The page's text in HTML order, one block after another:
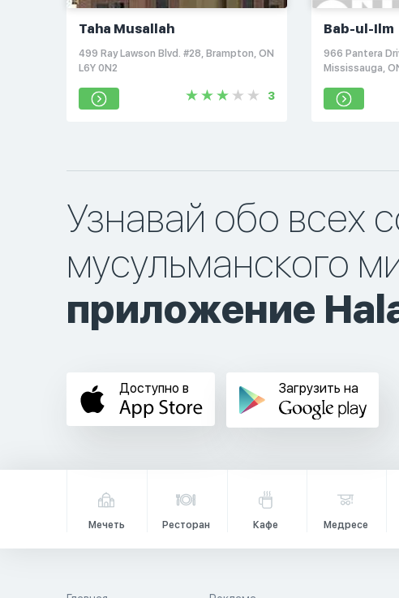
Taha Musallah
499 Ray Lawson Blvd. #28, Brampton, ON
L6Y 0N2
3
Bab-ul-Ilm
966 Pantera
Mississauga,
Узнавай обо всех
мусульманского
приложение
Доступно в Загрузить на
Мечеть Ресторан Кафе Медресе